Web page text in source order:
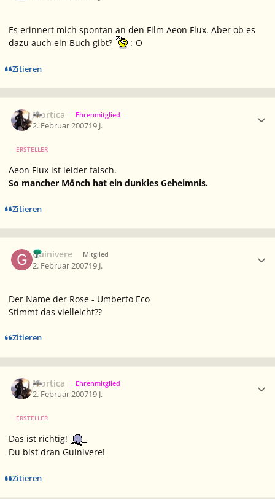
Es erinnert mich spontan an den Film Aeon Flux. Aber ob es
dazu auch ein Buch gibt?
:-O
Zitieren
Mortica Ehrenmitglied
2. Februar 200719 J.
ERSTELLER
Aeon Flux ist leider falsch.
So mancher Mönch hat ein dunkles Geheimnis.
Zitieren
Guinivere Mitglied
2. Februar 200719 J.
Der Name der Rose - Umberto Eco
Stimmt das vielleicht??
Zitieren
Mortica Ehrenmitglied
2. Februar 200719 J.
ERSTELLER
Das ist richtig!
Du bist dran Guinivere!
Zitieren